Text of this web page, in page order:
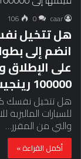
caar
0
106
هل تتخيل
على الإطلاق
100000 رينجيت ماليزي
هل تتخيل نفسك
للسيارات
والتي من المقرر…
أكمل القراءة »